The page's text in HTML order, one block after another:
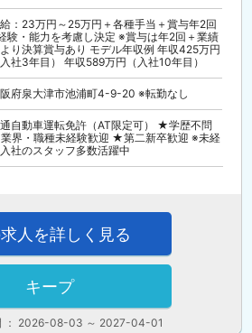
：23万円～25万円＋各種手当＋賞与年2回
験・能力を考慮し決定 ※賞与は年2回＋業績
り決算賞与あり モデル年収例 年収425万円
入社3年目） 年収589万円（入社10年目）
府泉大津市池浦町4-9-20 ※転勤なし
自動車運転免許（AT限定可） ★学歴不問
界・職種未経験歓迎 ★第二新卒歓迎 ※未経
社のスタッフ多数活躍中
： 2026-08-03 ～ 2027-04-01
人を詳しく見る
キープ